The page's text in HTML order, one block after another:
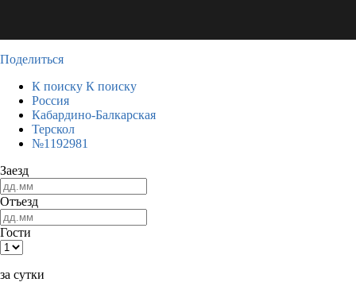
Поделиться
К поиску К поиску
Россия
Кабардино-Балкарская
Терскол
№1192981
Заезд
Отъезд
Гости
за сутки